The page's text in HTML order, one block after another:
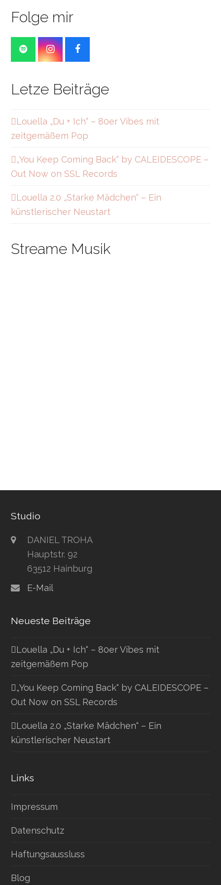
Folge mir
S
p
i
I
n
a
a
m
F
a
b
k
Letze Beiträge
Louella „Du + Ich“ – 80er Vibes mit
zeitgemäßem Pop
„You Keep Coming Back“ by CALEIDESCOPE –
Out Now on SSL Records
Louella 2.0 „Starke Mädchen“ – Ein
künstlerischer Neustart
Streame Musik
Studio
DANIEL TROHA
Hauptstr. 92
63512 Hainburg
E-Mail
Neueste Beiträge
Louella „Du + Ich“ – 80er Vibes mit
zeitgemäßem Pop
„You Keep Coming Back“ by CALEIDESCOPE –
Out Now on SSL Records
Louella 2.0 „Starke Mädchen“ – Ein
künstlerischer Neustart
Links
Impressum
Datenschutz
Haftungsaussluss
Blog